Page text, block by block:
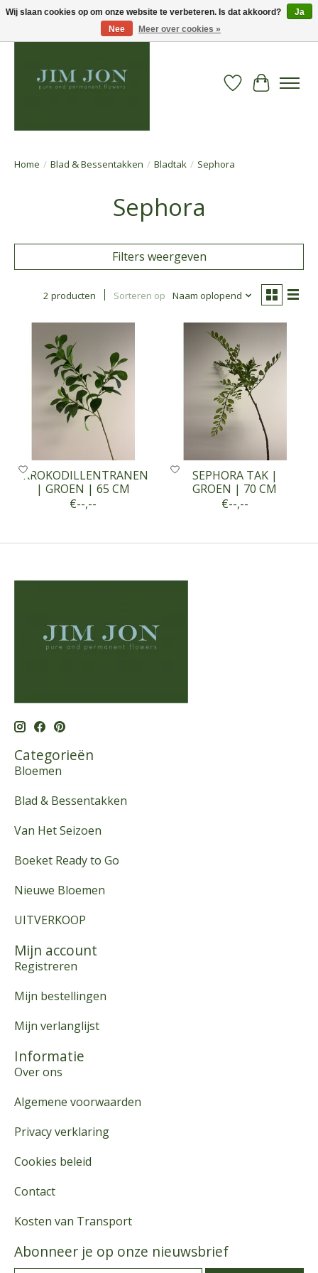
Verlanglijst
Home / Blad & Bessentakken / Bladtak / Sephora
Sephora
Filters weergeven
2 producten Sorteren op Naam oplopend
KROKODILLENTRANEN
| GROEN | 65 CM
€--,--
SEPHORA TAK |
GROEN | 70 CM
€--,--
Categorieën
Bloemen
Blad & Bessentakken
Van Het Seizoen
Boeket Ready to Go
Nieuwe Bloemen
UITVERKOOP
Mijn account
Registreren
Mijn bestellingen
Mijn verlanglijst
Informatie
Over ons
Algemene voorwaarden
Privacy verklaring
Cookies beleid
Contact
Kosten van Transport
Abonneer je op onze nieuwsbrief
Wij slaan cookies op om onze website te verbeteren. Is dat akkoord?
Ja
Nee
Meer over cookies »